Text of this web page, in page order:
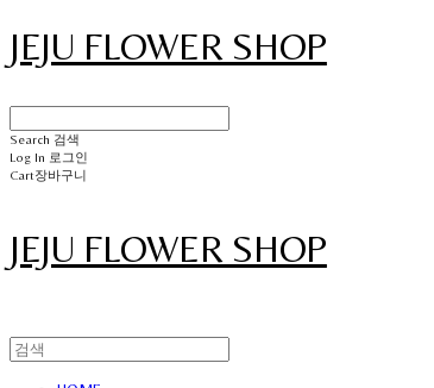
JEJU FLOWER SHOP
Search 검색
Log In 로그인
Cart장바구니
JEJU FLOWER SHOP